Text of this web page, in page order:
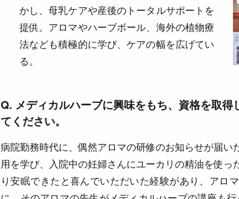
かし、母乳ケアや産後のトータルサポートを
提供。アロマやハーブボール、海外の植物療
法なども積極的に学び、ケアの幅を広げてい
る。
Q. メディカルハーブに興味をもち、資格を取
てください。
病院勤務時代に、偶然アロマの研修のお知らせが届い
用を学び、入院中の妊婦さんにユーカリの精油を使
り安眠できたと喜んでいただいた経験があり、アロ